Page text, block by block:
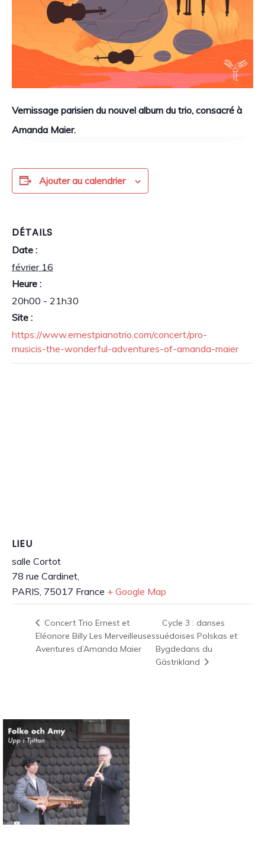
Vernissage parisien du nouvel album du trio, consacré à
Amanda Maier.
Ajouter au calendrier
DÉTAILS
Date :
février 16
Heure :
20h00 - 21h30
Site :
https://www.ernestpianotrio.com/concert/pro-
musicis-the-wonderful-adventures-of-amanda-maier
LIEU
salle Cortot
78 rue Cardinet,
PARIS 75017 France + Google Map
Concert Trio Ernest et
Eléonore Billy Les Merveilleuses
Aventures d’Amanda Maier
Cycle 3 : danses
suédoises Polskas et
Bygdedans du
Gästrikland